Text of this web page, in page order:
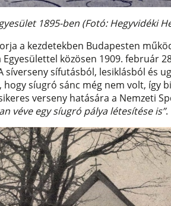
1895-ben (Fotó: Hegyvidéki
a kezdetekben Budapesten
közösen 1909. február
sífutásból, lesiklásból és
síugró sánc még nem volt, így
verseny hatására a Nemzeti
véve egy síugró pálya létesítése is”.